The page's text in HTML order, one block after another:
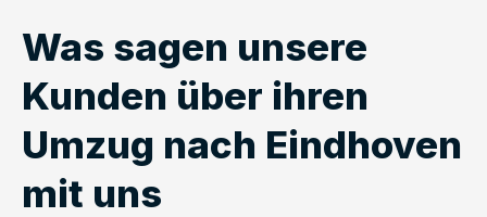
Was sagen unsere
Kunden über ihren
Umzug nach Eindhoven
mit uns